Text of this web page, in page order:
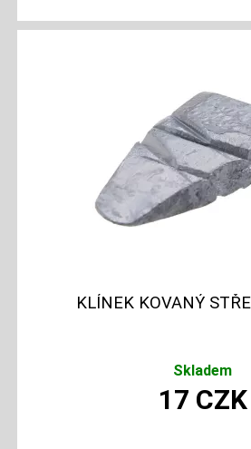
KLÍNEK KOVANÝ
Skladem
17 CZK